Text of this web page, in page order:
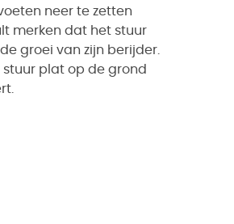
neer te zetten
merken dat het stuur
groei van zijn berijder.
plat op de grond